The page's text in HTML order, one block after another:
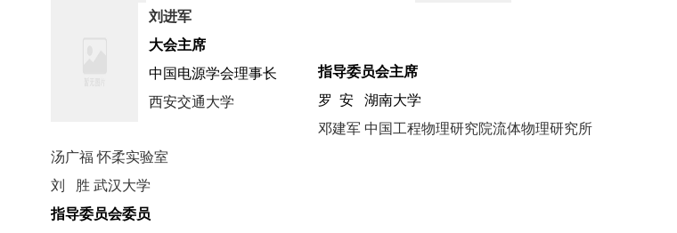
刘进军
大会主席
中国电源学会理事长
西安交通大学
指导委员会主席
罗 安 湖南大学
邓建军 中国工程物理研究院流体物理研究所
汤广福 怀柔实验室
刘 胜 武汉大学
指导委员会委员